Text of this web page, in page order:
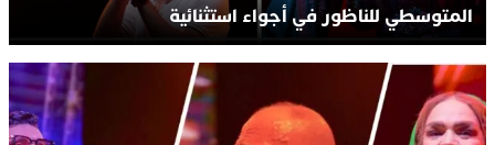
المتوسطي للناظور في أجواء استثنائية